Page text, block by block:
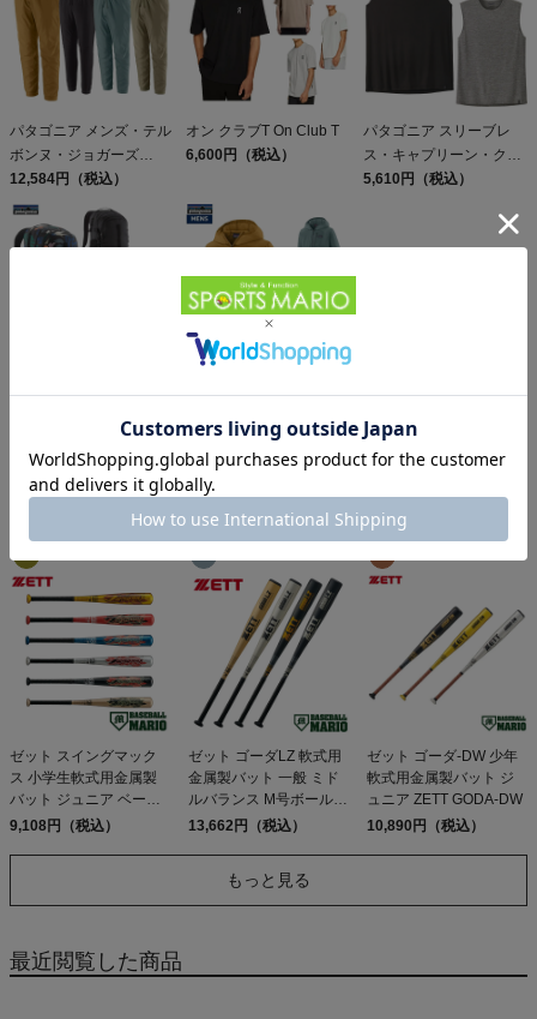
パタゴニア メンズ・テル
ボンヌ・ジョガーズ
PATAGONIA MS
TERREBONNE
JOGGERS
12,584円（税込）
オン クラブT On Club T
6,600円（税込）
パタゴニア スリーブレ
ス・キャプリーン・クー
ル・デイリー・シャツ
Shirt
5,610円（税込）
パタゴニア レフュジオ・
PATAGONIA REFUGIO
DAY PACK 47914
15,950円（税込）
パタゴニア フーディニ・
MS HOUDINI JKT
13,558円（税込）
同じカテゴリのおすすめ商品
ゼット スイングマック
ス 小学生軟式用金属製
バット ジュニア ベース
ボールマリオ 野球 バッ
9,108円（税込）
ゼット ゴーダLZ 軟式用
金属製バット 一般 ミド
ルバランス M号ボール対
応 野球 軟式 バット 学生
82cm 83cm 84cm
13,662円（税込）
ゼット ゴーダ-DW 少年
軟式用金属製バット ジ
ュニア ZETT GODA-DW
10,890円（税込）
もっと見る
最近閲覧した商品